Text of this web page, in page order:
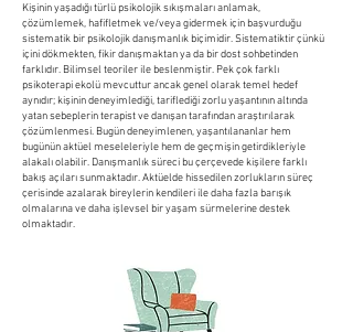
Kişinin yaşadığı türlü psikolojik sıkışmaları anlamak,
çözümlemek, hafifletmek ve/veya gidermek için başvurduğu
sistematik bir psikolojik danışmanlık biçimidir. Sistematiktir çünkü
içini dökmekten, fikir danışmaktan ya da bir dost sohbetinden
farklıdır. Bilimsel teoriler ile beslenmiştir. Pek çok farklı
psikoterapi ekolü mevcuttur ancak genel olarak temel hedef
aynıdır; kişinin deneyimlediği, tariflediği zorlu yaşantının altında
yatan sebeplerin terapist ve danışan tarafından araştırılarak
çözümlenmesi. Bugün deneyimlenen, yaşantılananlar hem
bugünün aktüel meseleleriyle hem de geçmişin getirdikleriyle
alakalı olabilir. Danışmanlık süreci bu çerçevede kişilere farklı
bakış açıları sunmaktadır. Aktüelde hissedilen zorlukların süreç
çerisinde azalarak bireylerin kendileri ile daha fazla barışık
olmalarına ve daha işlevsel bir yaşam sürmelerine destek
olmaktadır.